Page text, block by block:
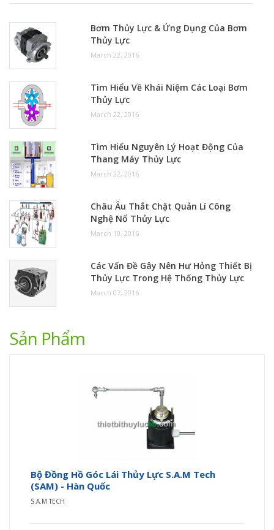
Bơm Thủy Lực & Ứng Dụng Của Bơm
Thủy Lực
March 22, 2016
Tìm Hiểu Về Khái Niệm Các Loại Bơm
Thủy Lực
March 22, 2016
Tìm Hiểu Nguyên Lý Hoạt Động Của
Thang Máy Thủy Lực
March 22, 2016
Châu Âu Thắt Chặt Quản Lí Công
Nghệ Nổ Thủy Lực
March 10, 2016
Các Vấn Đề Gây Nên Hư Hỏng Thiết Bị
Thủy Lực Trong Hệ Thống Thủy Lực
March 07, 2016
Sản Phẩm
Bộ Đồng Hồ Góc Lái Thủy Lực S.A.M Tech
(SAM) - Hàn Quốc
S.A.M TECH